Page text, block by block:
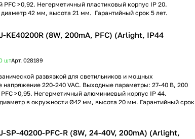
PFC >0,92. Негерметичный пластиковый корпус IP 20.
42 мм, высота 21 мм. Гарантийный срок 5 лет.
KE40200R (8W, 200mA, PFC) (Arlight, IP44
штАрт. 028189
развязкой для светильников и мощных
напряжение 220-240 VAC. Выходные параметры: 27-40 В, 200
>0,95. Негерметичный алюминиевый корпус IP 44.
в окружности Ø42 мм, высота 20 мм. Гарантийный срок
SP-40200-PFC-R (8W, 24-40V, 200mA) (Arlight,